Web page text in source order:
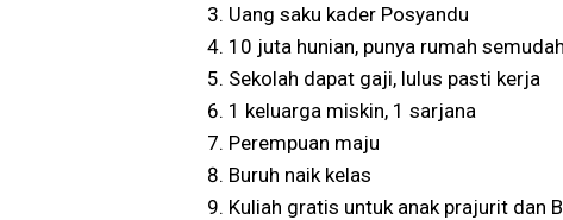
Uang saku kader Posyandu
10 juta hunian, punya rumah
Sekolah dapat gaji, lulus pasti kerja
1 keluarga miskin, 1 sarjana
Perempuan maju
Buruh naik kelas
Kuliah gratis untuk anak prajurit dan